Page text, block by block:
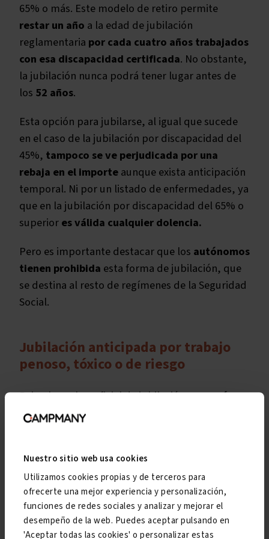
Nuestro sitio web usa cookies
Utilizamos cookies propias y de terceros para
ofrecerte una mejor experiencia y personalización,
funciones de redes sociales y analizar y mejorar el
desempeño de la web. Puedes aceptar pulsando en
'Aceptar todas las cookies' o personalizar estas
65% o más. Este modelo de retiro permite
restar un año a la edad de jubilación
reglamentaria por cada cuatro años trabajados
con esa discapacidad certificada. No obstante,
la jubilación nunca podrá tener lugar antes de
los 52 años.
Esta opción para jubilarse, al igual que sucede
en el caso de la jubilación por discapacidad del
45%, tampoco se ve perjudicada por una
rebaja en el importeaunque exista anticipación
temporal. Ni por un listado de enfermedades, ya
que en la jubilación por discapacidad del 65% o
superiores válida cualquier dolencia.
Pero es importante destacar que los autónomos
tienen prohibida esta forma de jubilación, que
se destina al resto de regímenes de la Seguridad
Social.
Jubilación anticipada por trabajo
penoso, tóxico o de riesgo
Bajo el nombre oficial de jubilaciónpor razón
del grupo o actividad profesional
cotizados, aunqueexclusivamente para los
trabajadores incluidos en estos grupos
profesionales:
Mineros